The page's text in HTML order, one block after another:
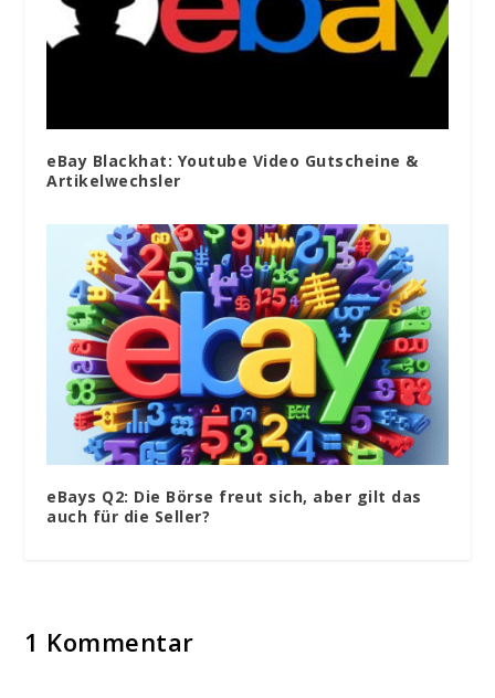
eBay Blackhat: Youtube Video Gutscheine &
Artikelwechsler
eBays Q2: Die Börse freut sich, aber gilt das
auch für die Seller?
1 Kommentar